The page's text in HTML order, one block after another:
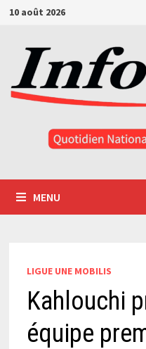
Passer
contenu
10 août 2026
MENU
LIGUE UNE MOBILIS
Kahlouchi
équipe